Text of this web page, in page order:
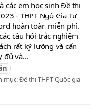
các em học sinh Đề thi
- THPT Ngô Gia Tự
hoàn toàn miễn phí.
câu hỏi trắc nghiệm
rất kỹ lưỡng và cẩn
đủ và...
mục:Đề thi THPT Quốc gia